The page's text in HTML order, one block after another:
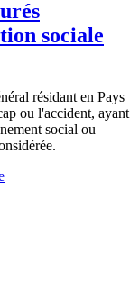
sociale
résidant en Pays
ou l'accident, ayant
social ou